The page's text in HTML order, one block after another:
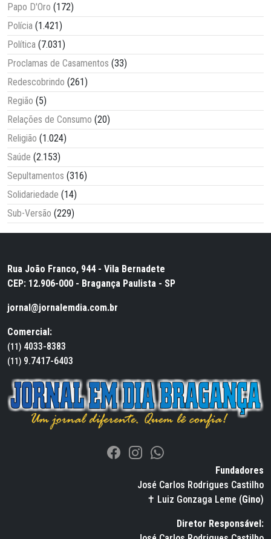
Papo D'Oro (172)
Polícia (1.421)
Política (7.031)
Proclamas de Casamentos (33)
Redescobrindo (261)
Região (5)
Relações de Consumo (20)
Religião (1.024)
Saúde (2.153)
Sepultamentos (316)
Solidariedade (14)
Sub-Versão (229)
Rua João Franco, 944 - Vila Bernadete
CEP: 12.906-000 - Bragança Paulista - SP
jornal@jornalemdia.com.br
Comercial:
(11) 4033-8383
(11) 9.7417-6403
Fundadores
José Carlos Rodrigues Castilho
✝ Luiz Gonzaga Leme (Gino)
Diretor Responsável: